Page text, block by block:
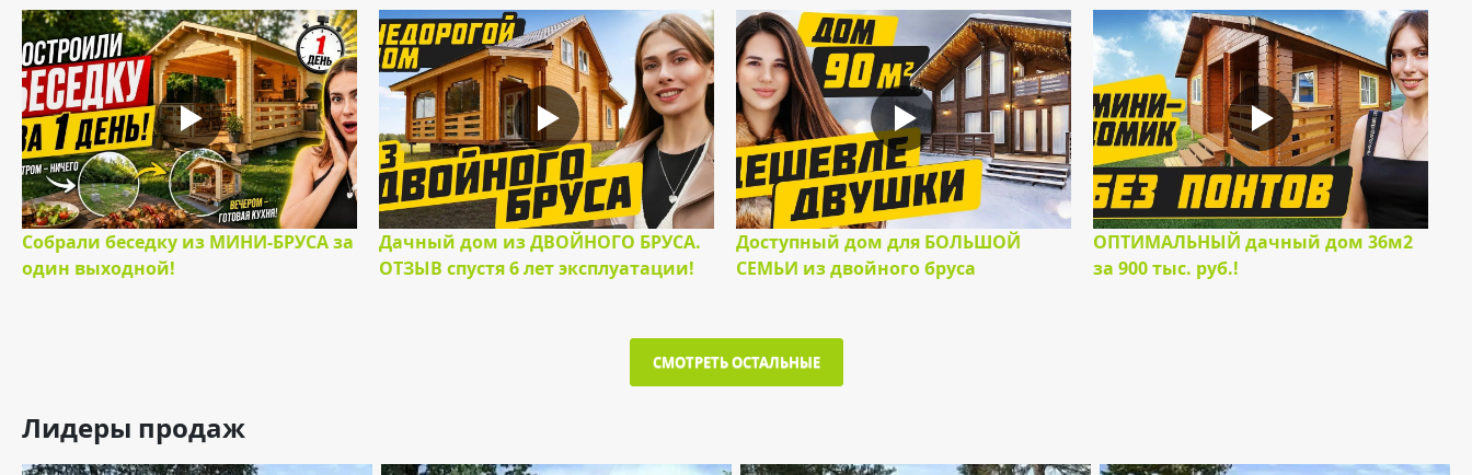
Собрали беседку из МИНИ-БРУСА за
один выходной!
Дачный дом из ДВОЙНОГО БРУСА.
ОТЗЫВ спустя 6 лет эксплуатации!
Доступный дом для БОЛЬШОЙ
СЕМЬИ из двойного бруса
ОПТИМАЛЬНЫЙ дачный дом 36м2
за 900 тыс. руб.!
СМОТРЕТЬ ОСТАЛЬНЫЕ
Лидеры продаж